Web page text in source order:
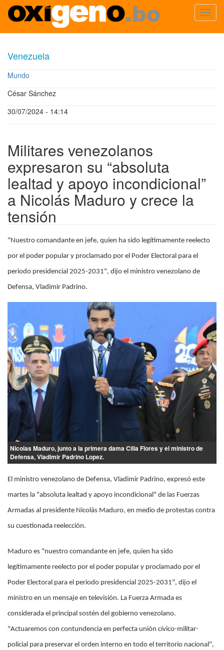
contenido
principal
Venezuela
Mundo
César Sánchez
30/07/2024 - 14:14
Militares venezolanos
expresaron su “absoluta
lealtad y apoyo incondicional”
a Nicolás Maduro y crece la
tensión
"Nuestro comandante en jefe, quien ha sido legítimamente reelecto
por el poder popular y proclamado por el Poder Electoral para el
periodo presidencial 2025-2031", dijo el ministro venezolano de
Defensa, Vladimir Padrino.
Nicolas Maduro, junto a la primera dama Cilia Flores y el ministro de
Defensa, Vladimir Padrino Lopez.
El ministro venezolano de Defensa, Vladimir Padrino, expresó este
martes la "absoluta lealtad y apoyo incondicional" de las Fuerzas
Armadas al presidente Nicolás Maduro, en medio de protestas contra
su cuestionada reelección.
Maduro es "nuestro comandante en jefe, quien ha sido
legítimamente reelecto por el poder popular y proclamado por el
Poder Electoral para el periodo presidencial 2025-2031", dijo el
ministro en un mensaje en televisión. La Fuerza Armada es
considerada el principal sostén del gobierno venezolano.
"Actuaremos con contundencia en perfecta unión cívico-militar-
policial para preservar el orden interno en todo el territorio nacional",